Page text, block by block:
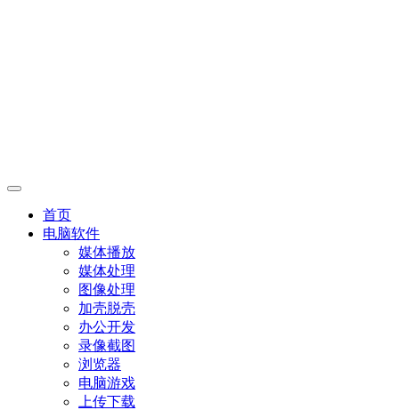
首页
电脑软件
媒体播放
媒体处理
图像处理
加壳脱壳
办公开发
录像截图
浏览器
电脑游戏
上传下载